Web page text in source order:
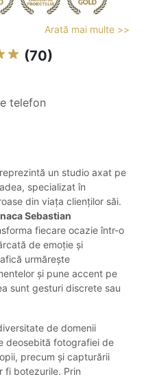
Arată mai multe >>
(70)
telefon
un studio axat pe
specializat în
din viața clienților săi.
Sebastian
fiecare ocazie într-o
de emoție și
urmărește
și pune accent pe
sunt gesturi discrete sau
de domenii
deosebită fotografiei de
precum și capturării
fi botezurile. Prin